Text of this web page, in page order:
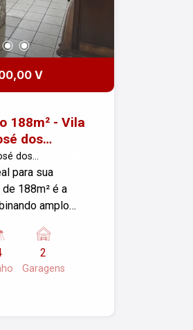
V
dos
dos
para sua
188m² é a
amplo
mais
dos Campos,
o que você
2
Garagens